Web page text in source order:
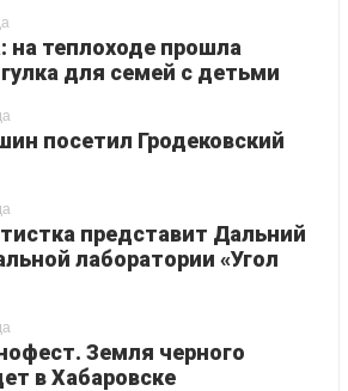
на теплоходе прошла
для семей с детьми
посетил Гродековский
представит Дальний
лаборатории «Угол
Земля черного
в Хабаровске